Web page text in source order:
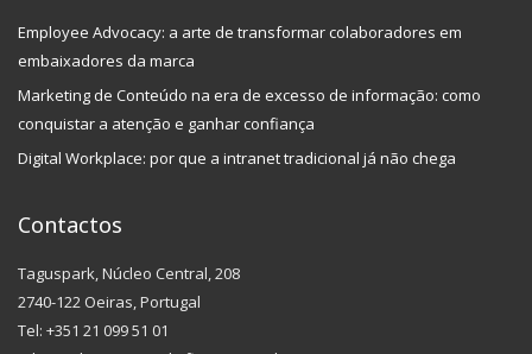
Employee Advocacy: a arte de transformar colaboradores em
embaixadores da marca
Marketing de Conteúdo na era de excesso de informação: como
conquistar a atenção e ganhar confiança
Digital Workplace: por que a intranet tradicional já não chega
Contactos
Taguspark, Núcleo Central, 208
2740-122 Oeiras, Portugal
Tel: +351 21 099 51 01